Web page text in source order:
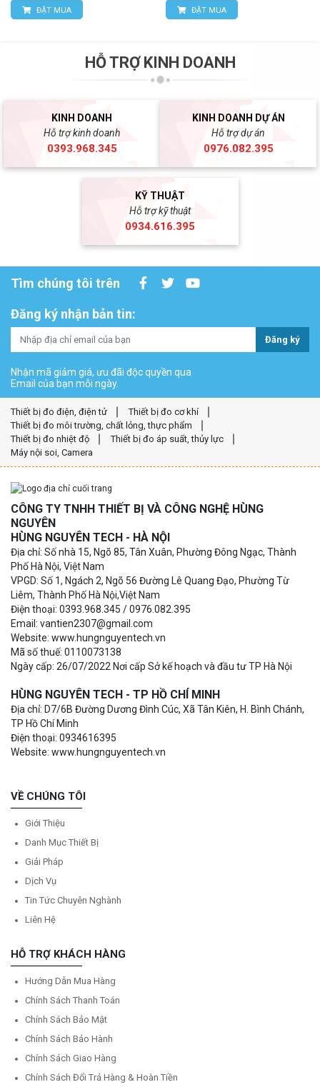
ĐẶT MUA ĐẶT MUA
HỖ TRỢ KINH DOANH
KINH DOANH
Hỗ trợ kinh doanh
0393.968.345
KINH DOANH DỰ ÁN
Hỗ trợ dự án
0976.082.395
KỸ THUẬT
Hỗ trợ kỹ thuật
0934.616.395
Tìm chúng tôi trên
Đăng ký nhận bản tin:
Đăng ký
Nhận mã giảm giá, ưu đãi độc quyền qua
Email của bạn mỗi ngày.
Thiết bị đo điện, điện tử
Thiết bị đo cơ khí
Thiết bị đo môi trường, chất lỏng, thực phẩm
Thiết bị đo nhiệt độ
Thiết bị đo áp suất, thủy lực
Máy nội soi, Camera
CÔNG TY TNHH THIẾT BỊ VÀ CÔNG NGHỆ HÙNG
NGUYÊN
HÙNG NGUYÊN TECH - HÀ NỘI
Địa chỉ: Số nhà 15, Ngõ 85, Tân Xuân, Phường Đông Ngạc, Thành
Phố Hà Nội, Việt Nam
VPGD: Số 1, Ngách 2, Ngõ 56 Đường Lê Quang Đạo, Phường Từ
Liêm, Thành Phố Hà Nội,Việt Nam
Điện thoại: 0393.968.345 / 0976.082.395
Email: vantien2307@gmail.com
Website: www.hungnguyentech.vn
Mã số thuế: 0110073138
Ngày cấp: 26/07/2022 Nơi cấp Sở kế hoạch và đầu tư TP Hà Nội
HÙNG NGUYÊN TECH - TP HỒ CHÍ MINH
Địa chỉ: D7/6B Đường Dương Đình Cúc, Xã Tân Kiên, H. Bình Chánh,
TP Hồ Chí Minh
Điện thoại: 0934616395
Website: www.hungnguyentech.vn
VỀ CHÚNG TÔI
Giới Thiệu
Danh Mục Thiết Bị
Giải Pháp
Dịch Vụ
Tin Tức Chuyên Nghành
Liên Hệ
HỖ TRỢ KHÁCH HÀNG
Hướng Dẫn Mua Hàng
Chính Sách Thanh Toán
Chính Sách Bảo Mật
Chính Sách Bảo Hành
Chính Sách Giao Hàng
Chính Sách Đổi Trả Hàng & Hoàn Tiền